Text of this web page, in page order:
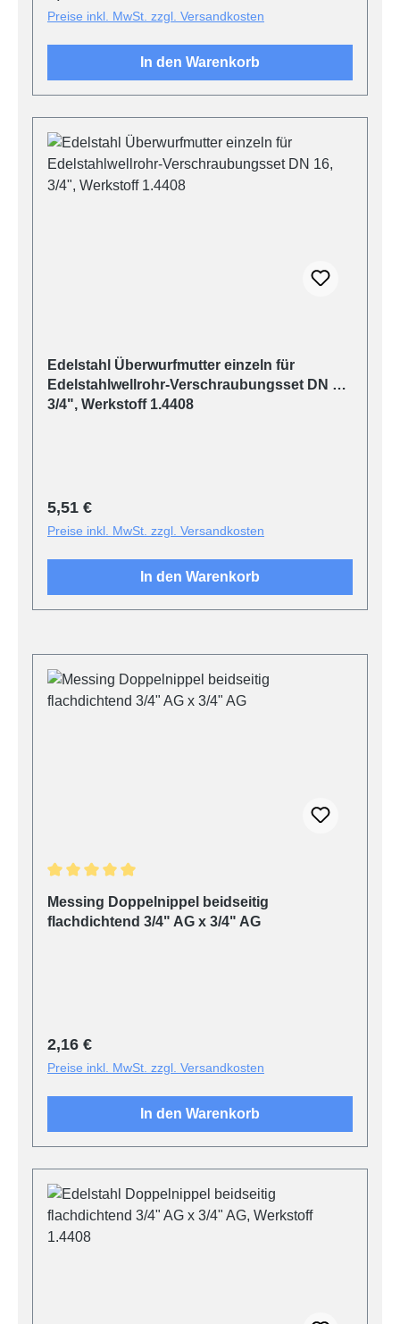
Preise inkl. MwSt. zzgl. Versandkosten
In den Warenkorb
Edelstahl Überwurfmutter einzeln für
Edelstahlwellrohr-Verschraubungsset DN 16,
3/4", Werkstoff 1.4408
Regulärer Preis:
5,51 €
Preise inkl. MwSt. zzgl. Versandkosten
In den Warenkorb
Messing Doppelnippel beidseitig
flachdichtend 3/4" AG x 3/4" AG
Regulärer Preis:
2,16 €
Preise inkl. MwSt. zzgl. Versandkosten
In den Warenkorb